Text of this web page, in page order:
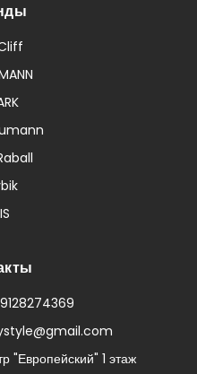
"Европейский" 1 этаж